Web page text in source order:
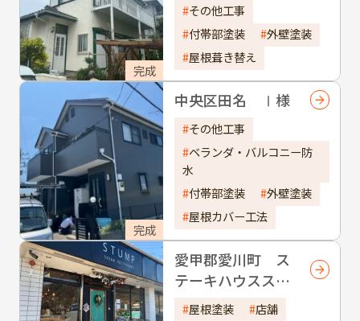
完成
その他工事
付帯部塗装
外壁塗装
屋根葺き替え
完成
中央区田名 Ⅰ様
その他工事
ベランダ・バルコニー防
水
付帯部塗装
外壁塗装
屋根カバー工法
愛甲郡愛川町 ス
テーキハウススタ
ンプ屋根塗装 店舗